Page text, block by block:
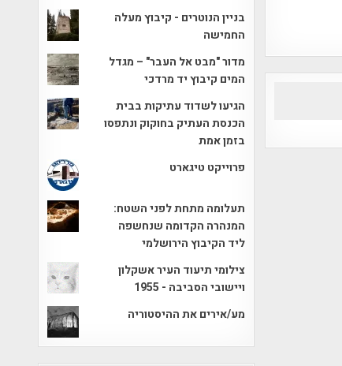
בניין הנוטרים - קיבוץ מעלה
החמישה
מדור "מבט אל העבר" – מגדל
המים קיבוץ יד מרדכי
הגיעו לשדוד עתיקות בבית
הכנסת העתיק בחוקוק ונתפסו
בזמן אמת
פרוייקט טיגארט
תעלומה מתחת לפני השטח:
המנהרה הקדומה שנחשפה
ליד הקיבוץ הירושלמי
צילומי תיעוד העיר אשקלון
ויישובי הסביבה - 1955
מע/אירים את ההיסטוריה